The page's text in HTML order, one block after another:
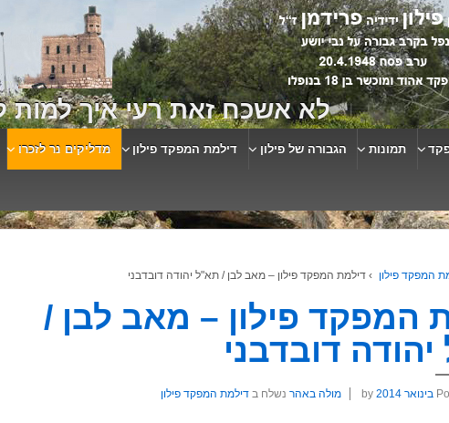
לא אשכח זאת רעי איך למות
תמונות הגבורה של פילון דילמת המפקד פילון מדליקים נר לזכרו
המפקד פילון › דילמת המפקד פילון – מאב לבן / תא"ל יהודה דובדבני
המפקד פילון – מאב לבן /
דובדבני
מולה באהר נשלח ב דילמת המפקד פילון